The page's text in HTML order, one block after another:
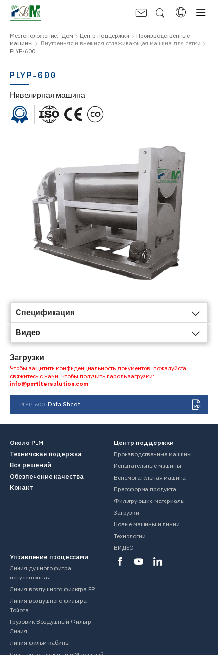
Местоположение: Дом Центр поддержки
Производственные
машины
Внутренняя и внешняя сглаживающая машина для сетки
PLYP-600
PLYP-600
Нивелирная машина
Спецификация
Видео
Загрузки
Чтобы защитить конфиденциальность документов, пожалуйста,
свяжитесь с нами, чтобы получить пароль загрузки:
info@pmfiltersolution.com
PLYP-600 Data Sheet
Управление процессами
Линия душного фитра
искусственная
Линия воздушного фильтра PP
Линия воздушного фильтра
Тойота
Грузовик Воздушный Фильтр
Линия
Линия фильм кабины
Центр поддержки
Производственные машины
Испытательные машины
Вспомогательная машина
Прессформа продукта
Фильтрующие материалы
Загрузки
Новые машины и линии
Технологии
ВИДЕО
Около PLM
Техничская подержка
Все решений
Обезпечение качества
Конакт